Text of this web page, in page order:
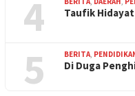
4 Taufik
5 BERITA,
Di Duga